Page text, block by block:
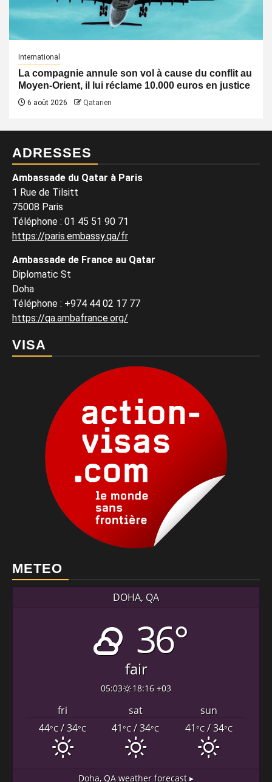
International
La compagnie annule son vol à cause du conflit au
Moyen-Orient, il lui réclame 10.000 euros en justice
6 août 2026 Qatarien
ADRESSES
Ambassade du Qatar à Paris
1 Rue de Tilsitt
75008 Paris
Téléphone : 01 45 51 90 71
https://paris.embassy.qa/fr
Ambassade de France au Qatar
Diplomatic St
Doha
Téléphone : +974 44 02 17 77
https://qa.ambafrance.org/
VISA
METEO
DOHA, QA
36°
fair
05:03 18:16 +03
fri sat
sun
44°C/ 34°C 41°C/ 34°C 41°C/ 34°C
Doha, QA weather forecast ▸